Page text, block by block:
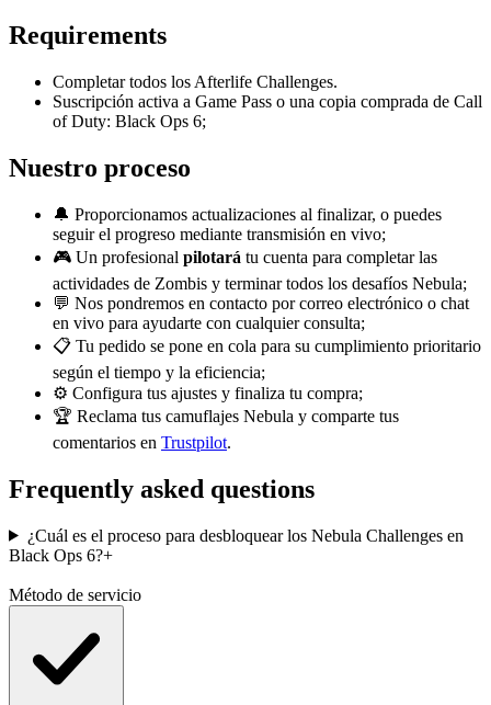
Requirements
Completar todos los Afterlife Challenges.
Suscripción activa a Game Pass o una copia comprada de Call
of Duty: Black Ops 6;
Nuestro proceso
🔔 Proporcionamos actualizaciones al finalizar, o puedes
seguir el progreso mediante transmisión en vivo;
🎮 Un profesional pilotará tu cuenta para completar las
actividades de Zombis y terminar todos los desafíos Nebula;
💬 Nos pondremos en contacto por correo electrónico o chat
en vivo para ayudarte con cualquier consulta;
📋 Tu pedido se pone en cola para su cumplimiento prioritario
según el tiempo y la eficiencia;
⚙️ Configura tus ajustes y finaliza tu compra;
🏆 Reclama tus camuflajes Nebula y comparte tus
comentarios en Trustpilot.
Frequently asked questions
¿Cuál es el proceso para desbloquear los Nebula Challenges en
Black Ops 6?+
Método de servicio